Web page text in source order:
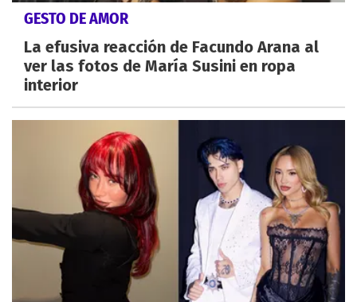
GESTO DE AMOR
La efusiva reacción de Facundo Arana al
ver las fotos de María Susini en ropa
interior